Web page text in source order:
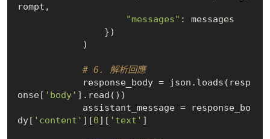
rompt,
"messages" : messages
# 6. 解析回應
onse[ 'body' ].read())
dy[ 'content' ][0][ 'text' ]